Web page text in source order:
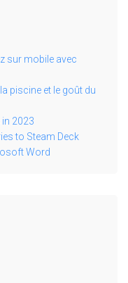
sur mobile avec
piscine et le goût du
2023
to Steam Deck
Word